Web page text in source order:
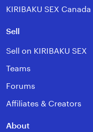
KIRIBAKU SEX Canada
Sell
Sell on KIRIBAKU SEX
Teams
Forums
Affiliates & Creators
About